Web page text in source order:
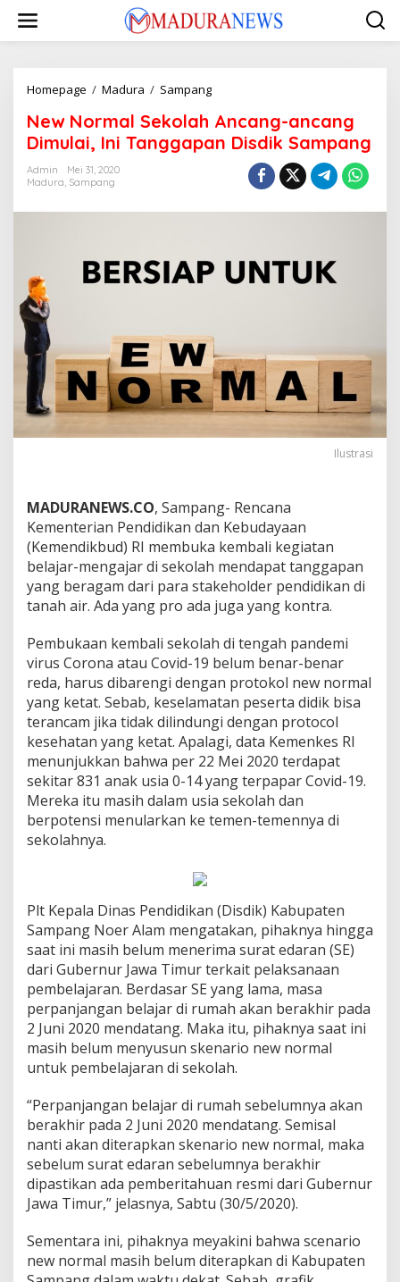
konten
Homepage / Madura / SampangNew
Sekolah
Ancang-
ancang
Dimulai,
Disdik
New Normal Sekolah Ancang-ancang
Dimulai, Ini Tanggapan Disdik Sampang
Admin
Mei 31, 2020
Madura, Sampang
Ilustrasi
MADURANEWS.CO, Sampang- Rencana
Kementerian Pendidikan dan Kebudayaan
(Kemendikbud) RI membuka kembali kegiatan
belajar-mengajar di sekolah mendapat tanggapan
yang beragam dari para stakeholder pendidikan di
tanah air. Ada yang pro ada juga yang kontra.
Pembukaan kembali sekolah di tengah pandemi
virus Corona atau Covid-19 belum benar-benar
reda, harus dibarengi dengan protokol new normal
yang ketat. Sebab, keselamatan peserta didik bisa
terancam jika tidak dilindungi dengan protocol
kesehatan yang ketat. Apalagi, data Kemenkes RI
menunjukkan bahwa per 22 Mei 2020 terdapat
sekitar 831 anak usia 0-14 yang terpapar Covid-19.
Mereka itu masih dalam usia sekolah dan
berpotensi menularkan ke temen-temennya di
sekolahnya.
Plt Kepala Dinas Pendidikan (Disdik) Kabupaten
Sampang Noer Alam mengatakan, pihaknya hingga
saat ini masih belum menerima surat edaran (SE)
dari Gubernur Jawa Timur terkait pelaksanaan
pembelajaran. Berdasar SE yang lama, masa
perpanjangan belajar di rumah akan berakhir pada
2 Juni 2020 mendatang. Maka itu, pihaknya saat ini
masih belum menyusun skenario new normal
untuk pembelajaran di sekolah.
“Perpanjangan belajar di rumah sebelumnya akan
berakhir pada 2 Juni 2020 mendatang. Semisal
nanti akan diterapkan skenario new normal, maka
sebelum surat edaran sebelumnya berakhir
dipastikan ada pemberitahuan resmi dari Gubernur
Jawa Timur,” jelasnya, Sabtu (30/5/2020).
Sementara ini, pihaknya meyakini bahwa scenario
new normal masih belum diterapkan di Kabupaten